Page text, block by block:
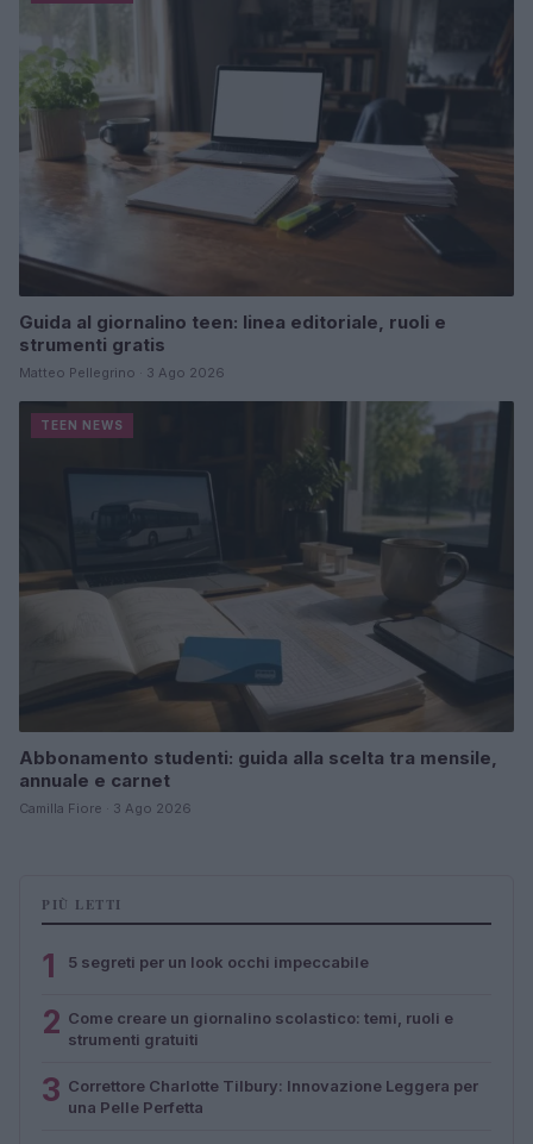
Guida al giornalino teen: linea editoriale, ruoli e
strumenti gratis
Matteo Pellegrino · 3 Ago 2026
TEEN NEWS
Abbonamento studenti: guida alla scelta tra mensile,
annuale e carnet
Camilla Fiore · 3 Ago 2026
PIÙ LETTI
1 5 segreti per un look occhi impeccabile
2 Come creare un giornalino scolastico: temi, ruoli e
strumenti gratuiti
3 Correttore Charlotte Tilbury: Innovazione Leggera per
una Pelle Perfetta